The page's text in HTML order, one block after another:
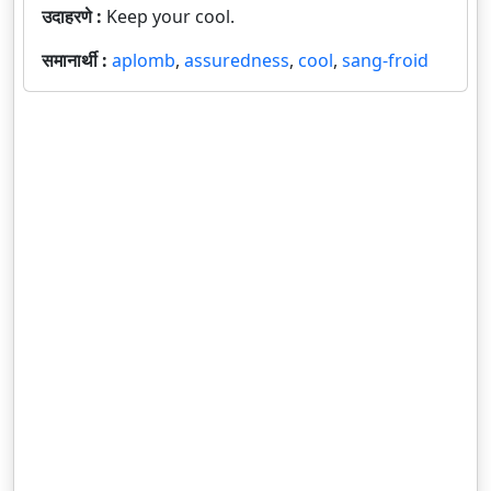
उदाहरणे : Keep your cool.
समानार्थी : aplomb, assuredness, cool, sang-froid